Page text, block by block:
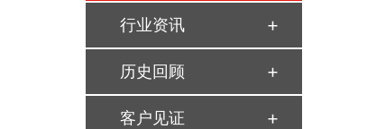
行业资讯
历史回顾
客户见证